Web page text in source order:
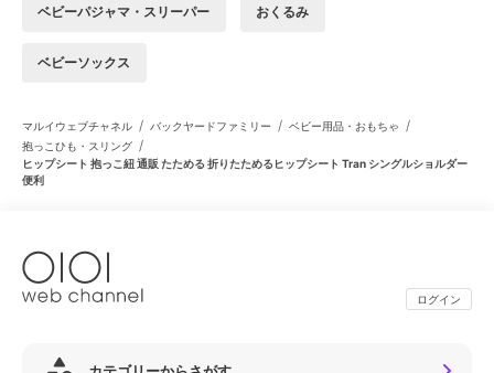
ベビーパジャマ・スリーパー おくるみ
ベビーソックス
マルイウェブチャネル / バックヤードファミリー / ベビー用品・おもちゃ /
抱っこひも・スリング /
ヒップシート 抱っこ紐 通販 たためる 折りたためるヒップシート Tran シングルショルダー
便利
ログイン